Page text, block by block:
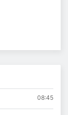
08:45